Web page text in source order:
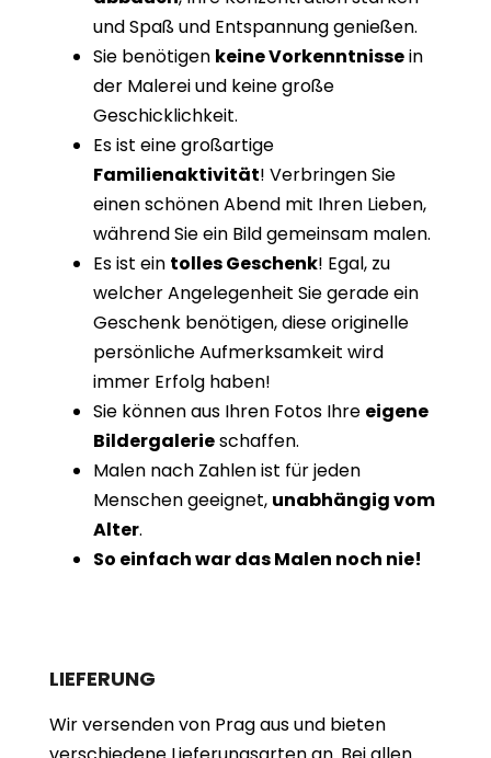
und Spaß und Entspannung genießen.
Sie benötigen keine Vorkenntnissein
der Malerei und keine große
Geschicklichkeit.
Es ist eine großartige
Familienaktivität! Verbringen Sie
einen schönen Abend mit Ihren Lieben,
während Sie ein Bild gemeinsam malen.
Es ist ein tolles Geschenk! Egal, zu
welcher Angelegenheit Sie gerade ein
Geschenk benötigen, diese originelle
persönliche Aufmerksamkeit wird
immer Erfolg haben!
Sie können aus Ihren Fotos Ihre eigene
Bildergalerieschaffen.
Malen nach Zahlen ist für jeden
Menschen geeignet, unabhängig vom
Alter.
So einfach war das Malen noch nie!
LIEFERUNG
Wir versenden von Prag aus und bieten